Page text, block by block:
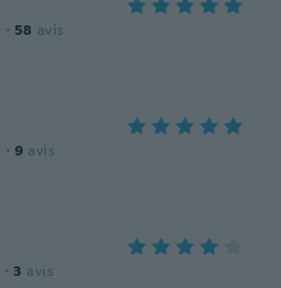
· 58 avis
· 9 avis
· 3 avis